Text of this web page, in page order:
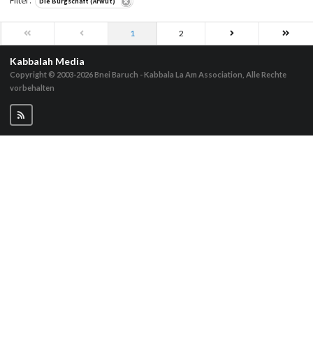
1 2
Kabbalah Media
Copyright © 2003-2026Bnei Baruch - Kabbala La Am Association, Alle Rechte
vorbehalten